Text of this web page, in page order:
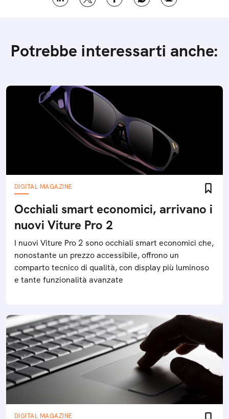
Potrebbe interessarti anche:
DIGITAL MAGAZINE
Occhiali smart economici, arrivano i
nuovi Viture Pro 2
I nuovi Viture Pro 2 sono occhiali smart economici che,
nonostante un prezzo accessibile, offrono un
comparto tecnico di qualità, con display più luminoso
e tante funzionalità avanzate
DIGITAL MAGAZINE